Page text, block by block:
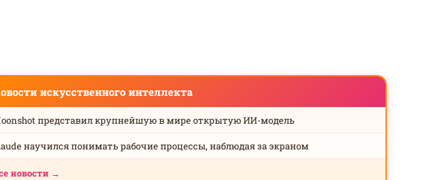
искусственного интеллекта
представил крупнейшую в мире открытую ИИ-модель
научился понимать рабочие процессы, наблюдая за экраном
новости →